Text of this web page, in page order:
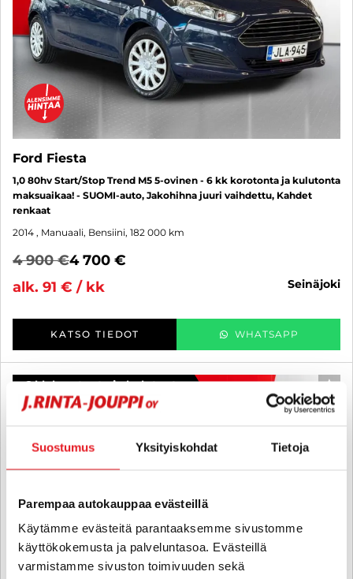
Suostumus Yksityiskohdat Tietoja
Parempaa autokauppaa evästeillä
Käytämme evästeitä parantaaksemme sivustomme
käyttökokemusta ja palveluntasoa. Evästeillä
varmistamme sivuston toimivuuden sekä
Ford Fiesta
1,0 80hv Start/Stop Trend M5 5-ovinen - 6 kk korotonta ja kulutonta
maksuaikaa! - SUOMI-auto, Jakohihna juuri vaihdettu, Kahdet
renkaat
2014 , Manuaali, Bensiini, 182 000 km
4 900 €4 700 €
alk. 91 € / kk
seinäjoki
KATSO TIEDOT WHATSAPP
6 kk korotonta ja kulutonta